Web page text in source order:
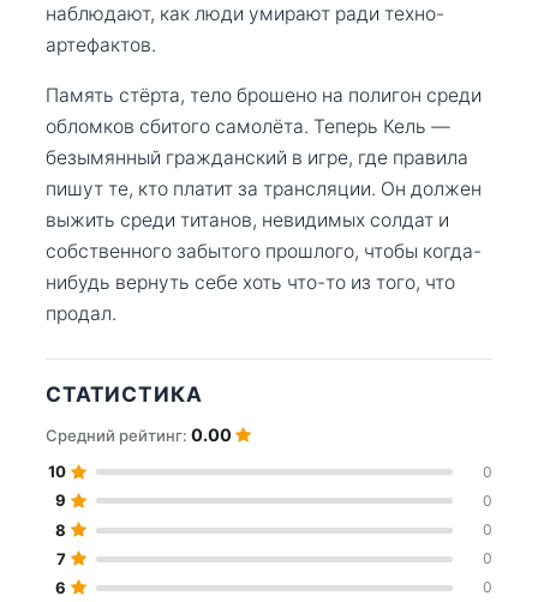
наблюдают, как люди умирают ради техно-
артефактов.
Память стёрта, тело брошено на полигон среди
обломков сбитого самолёта. Теперь Кель —
безымянный гражданский в игре, где правила
пишут те, кто платит за трансляции. Он должен
выжить среди титанов, невидимых солдат и
собственного забытого прошлого, чтобы когда-
нибудь вернуть себе хоть что-то из того, что
продал.
СТАТИСТИКА
Средний рейтинг: 0.00
10 0
9 0
8 0
7 0
6 0